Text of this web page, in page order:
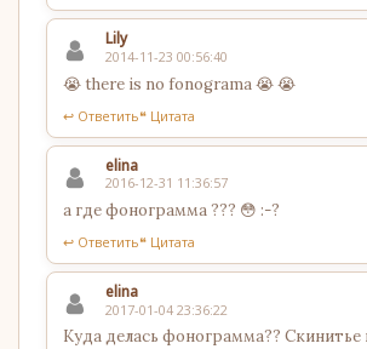
Lily
2014-11-23 00:56:40
😭 there is no fonograma 😭 😭
↩ Ответить❝ Цитата
elina
2016-12-31 11:36:57
а где фонограмма ??? 😳 :-?
↩ Ответить❝ Цитата
elina
2017-01-04 23:36:22
Куда делась фонограмма?? Скинитье